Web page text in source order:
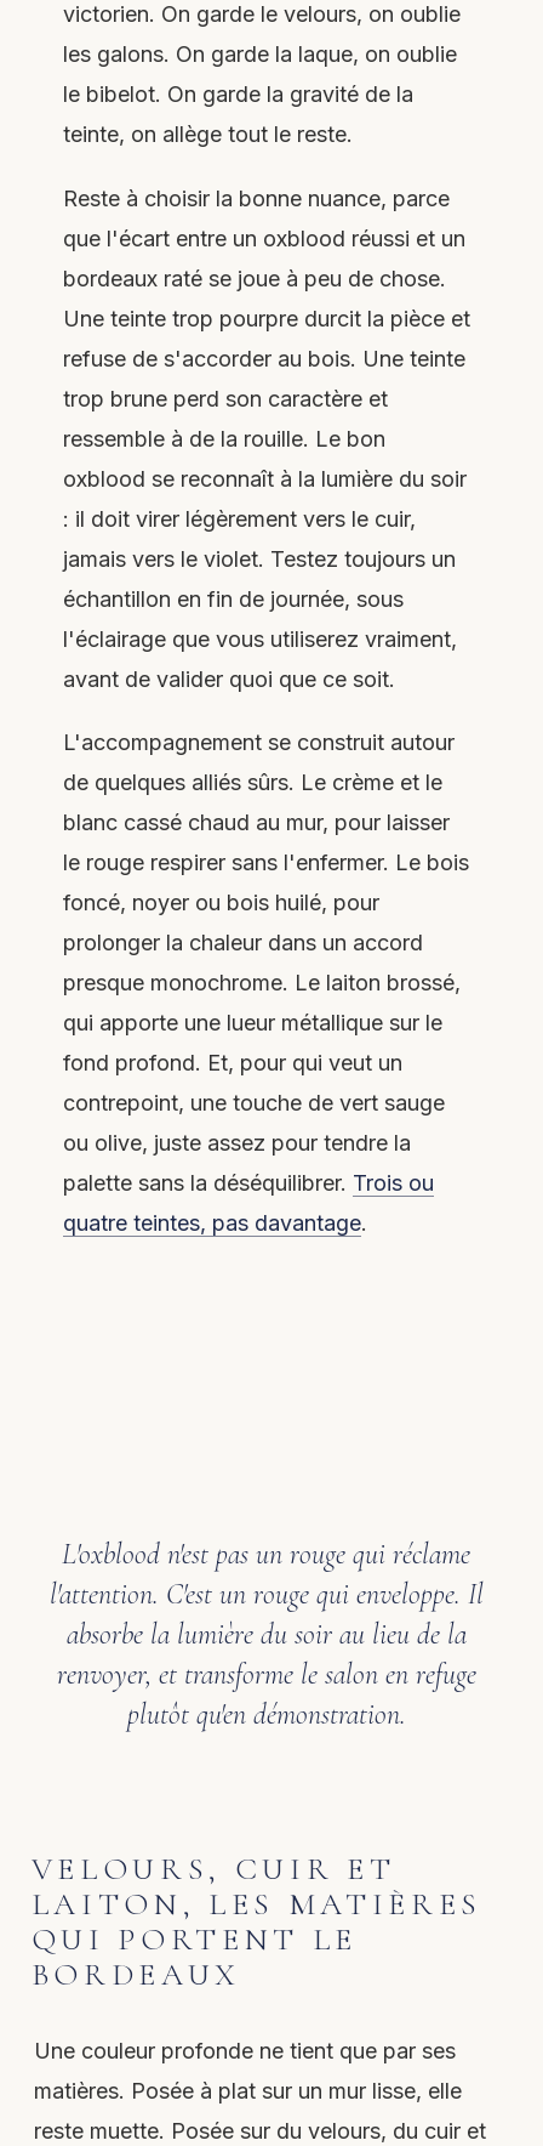
victorien. On garde le velours, on oublie
les galons. On garde la laque, on oublie
le bibelot. On garde la gravité de la
teinte, on allège tout le reste.
Reste à choisir la bonne nuance, parce
que l'écart entre un oxblood réussi et un
bordeaux raté se joue à peu de chose.
Une teinte trop pourpre durcit la pièce et
refuse de s'accorder au bois. Une teinte
trop brune perd son caractère et
ressemble à de la rouille. Le bon
oxblood se reconnaît à la lumière du soir
: il doit virer légèrement vers le cuir,
jamais vers le violet. Testez toujours un
échantillon en fin de journée, sous
l'éclairage que vous utiliserez vraiment,
avant de valider quoi que ce soit.
L'accompagnement se construit autour
de quelques alliés sûrs. Le crème et le
blanc cassé chaud au mur, pour laisser
le rouge respirer sans l'enfermer. Le bois
foncé, noyer ou bois huilé, pour
prolonger la chaleur dans un accord
presque monochrome. Le laiton brossé,
qui apporte une lueur métallique sur le
fond profond. Et, pour qui veut un
contrepoint, une touche de vert sauge
ou olive, juste assez pour tendre la
palette sans la déséquilibrer. Trois ou
quatre teintes, pas davantage.
L'oxblood n'est pas un rouge qui réclame
l'attention. C'est un rouge qui enveloppe. Il
absorbe la lumière du soir au lieu de la
renvoyer, et transforme le salon en refuge
plutôt qu'en démonstration.
VELOURS, CUIR ET
LAITON, LES MATIÈRES
QUI PORTENT LE
BORDEAUX
Une couleur profonde ne tient que par ses
matières. Posée à plat sur un mur lisse, elle
reste muette. Posée sur du velours, du cuir et